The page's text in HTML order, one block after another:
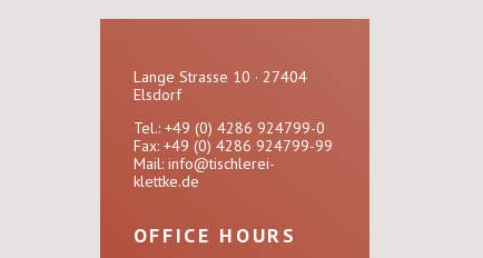
Lange Strasse 10 · 27404
Elsdorf
Tel.: +49 (0) 4286 924799-0
Fax: +49 (0) 4286 924799-99
Mail: info@tischlerei-
klettke.de
OFFICE HOURS